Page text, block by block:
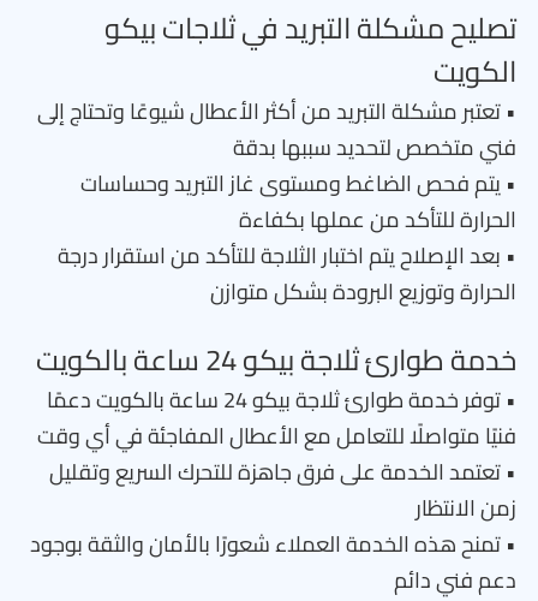
تصليح مشكلة التبريد في ثلاجات بيكو
الكويت
• تعتبر مشكلة التبريد من أكثر الأعطال شيوعًا وتحتاج إلى
فني متخصص لتحديد سببها بدقة
• يتم فحص الضاغط ومستوى غاز التبريد وحساسات
الحرارة للتأكد من عملها بكفاءة
• بعد الإصلاح يتم اختبار الثلاجة للتأكد من استقرار درجة
الحرارة وتوزيع البرودة بشكل متوازن
خدمة طوارئ ثلاجة بيكو 24 ساعة بالكويت
• توفر خدمة طوارئ ثلاجة بيكو 24 ساعة بالكويت دعمًا
فنيًا متواصلًا للتعامل مع الأعطال المفاجئة في أي وقت
• تعتمد الخدمة على فرق جاهزة للتحرك السريع وتقليل
زمن الانتظار
• تمنح هذه الخدمة العملاء شعورًا بالأمان والثقة بوجود
دعم فني دائم